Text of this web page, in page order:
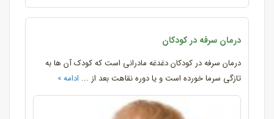
درمان سرفه در کودکان
درمان سرفه در کودکان دغدغه مادرانی است که کودک آن ها به
تازگی سرما خورده است و یا دوره نقاهت بعد از ... ادامه »